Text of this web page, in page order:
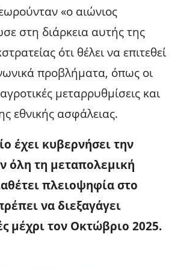
«ο αιώνιος
στη διάρκεια αυτής της
ότι θέλει να επιτεθεί
προβλήματα, όπως οι
μεταρρυθμίσεις και
εθνικής ασφάλειας.
έχει κυβερνήσει την
όλη τη μεταπολεμική
πλειοψηφία στο
να διεξαγάγει
μέχρι τον Οκτώβριο 2025.